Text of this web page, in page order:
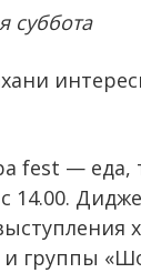
суббота
fest — еда,
14.00.
группы